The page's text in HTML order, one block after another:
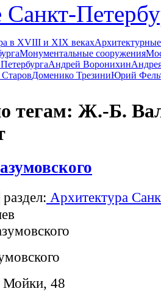
в XVIII и XIX веках
Монументальные сооружения
Андрей Воронихин
Доменико ТрезиниЮрий
тегам: Ж.-Б.
раздел: Архитектура
Мойки, 48